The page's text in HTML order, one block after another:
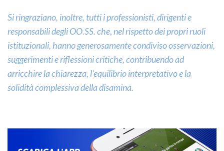
Si ringraziano, inoltre, tutti i professionisti, dirigenti e
responsabili degli OO.SS. che, nel rispetto dei propri ruoli
istituzionali, hanno generosamente condiviso osservazioni,
suggerimenti e riflessioni critiche, contribuendo ad
arricchire la chiarezza, l’equilibrio interpretativo e la
solidità complessiva della disamina.